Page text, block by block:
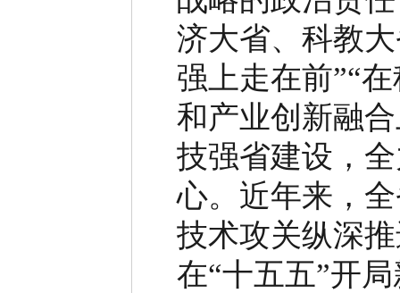
济大省、科教
强上走在前”“在
和产业创新融
技强省建设，
心。近年来，
技术攻关纵深
在“十五五”开